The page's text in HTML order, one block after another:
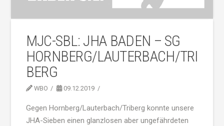
MJC-SBL: JHA BADEN – SG
HORNBERG/LAUTERBACH/TRI
BERG
WBO 09.12.2019
Gegen Hornberg/Lauterbach/Triberg konnte unsere
JHA-Sieben einen glanzlosen aber ungefährdeten